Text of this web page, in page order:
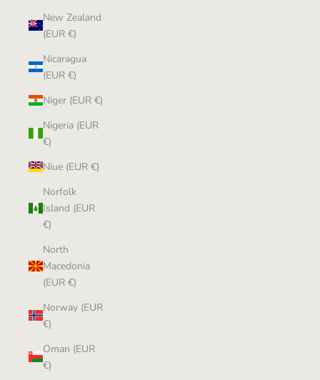
New Zealand
(EUR €)
Nicaragua
(EUR €)
Niger (EUR €)
Nigeria (EUR
€)
Niue (EUR €)
Norfolk
Island (EUR
€)
North
Macedonia
(EUR €)
Norway (EUR
€)
Oman (EUR
€)